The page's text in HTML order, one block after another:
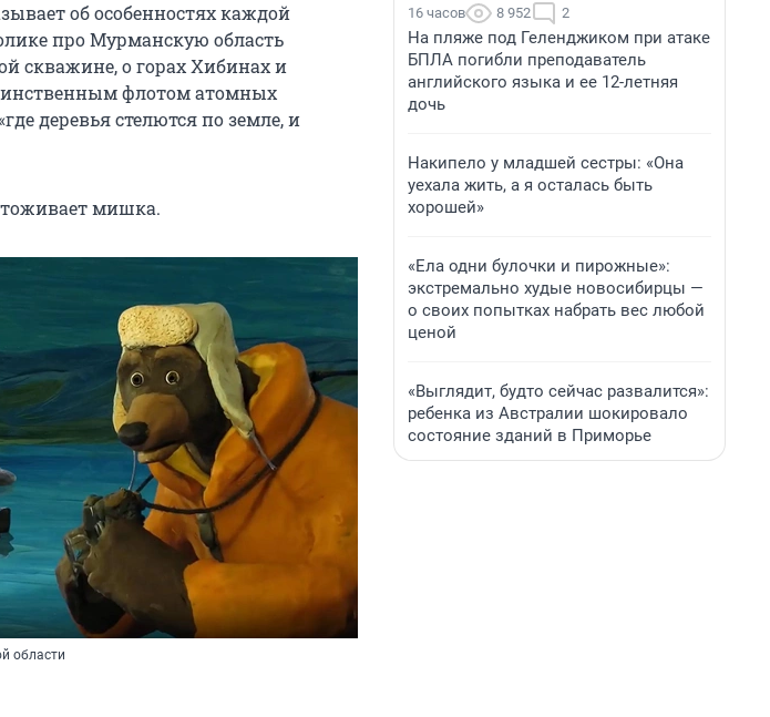
об особенностях каждой
про Мурманскую область
скважине, о горах Хибинах и
флотом атомных
деревья стелются по земле, и
мишка.
области
16 часов 8 952 2
На пляже под Геленджиком при атаке
БПЛА погибли преподаватель
английского языка и ее 12-летняя
дочь
Накипело у младшей сестры: «Она
уехала жить, а я осталась быть
хорошей»
«Ела одни булочки и пирожные»:
экстремально худые новосибирцы —
о своих попытках набрать вес любой
ценой
«Выглядит, будто сейчас развалится»:
ребенка из Австралии шокировало
состояние зданий в Приморье